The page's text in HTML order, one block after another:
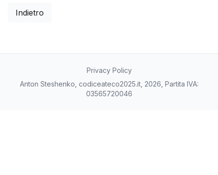
Indietro
Privacy Policy
Anton Steshenko, codiceateco2025.it, 2026, Partita IVA:
03565720046